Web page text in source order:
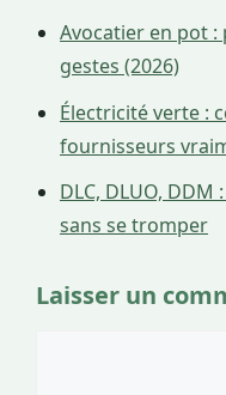
Avocatier en pot
gestes (2026)
Électricité verte :
fournisseurs
DLC, DLUO,
sans se tromper
Laisser un